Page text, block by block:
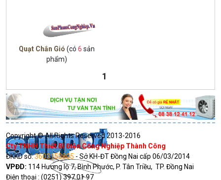
Quạt Chắn Gió (có 6 sản
phẩm)
1
Copyright © All Rights Reserved 2013-2016
Cty TNHH Thiết Bị Điện Công Nghiệp Thành Công
ĐKKD số:3603153805 - Sở KH-ĐT Đồng Nai cấp 06/03/2014
VPĐD: 114 Hương lộ 7, Bình Phước, P. Tân Triều, TP. Đồng Nai
Điện thoại : (0251) 397 01 97